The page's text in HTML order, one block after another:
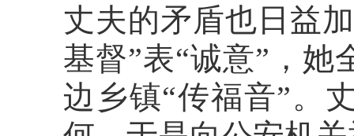
丈夫的矛盾也日益
基督”表“诚意”，
边乡镇“传福音”。